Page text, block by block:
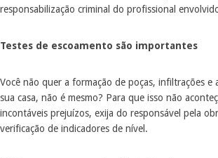
responsabilização criminal do profissional
Testes de escoamento são importantes
Você não quer a formação de poças, infiltrações e
sua casa, não é mesmo? Para que isso não
incontáveis prejuízos, exija do responsável pela
verificação de indicadores de nível.